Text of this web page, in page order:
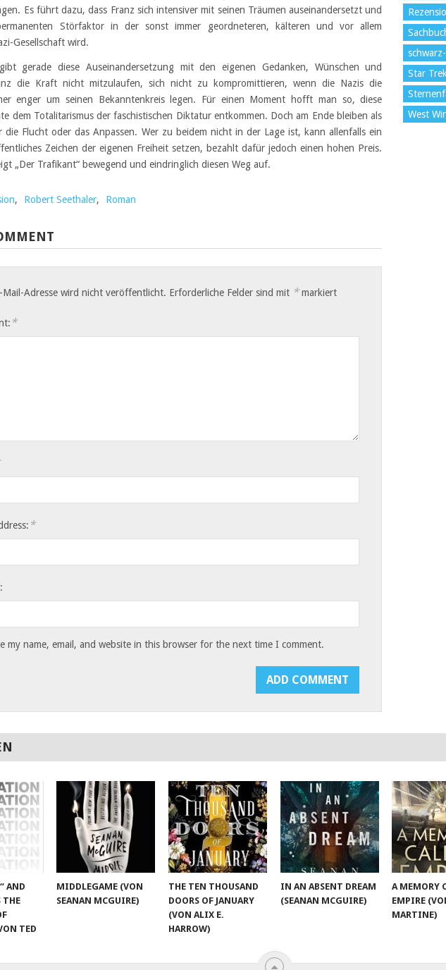
Es führt dazu, dass Franz sich intensiver mit seinen Träumen auseinandersetzt und
Störfaktor in der sonst immer geordneteren, kälteren und vor allem
Gesellschaft wird.
gerade diese Auseinandersetzung mit den eigenen Gedanken, Wünschen und
die Kraft nicht mitzulaufen, sich nicht zu kompromittieren, wenn die Nazis die
enger um seinen Bekanntenkreis legen. Für einen Moment hofft man so, diese
dem Totalitarismus der faschistischen Diktatur entkommen. Doch am Ende bleiben als
die Flucht oder das Anpassen. Wer zu beidem nicht in der Lage ist, kann allenfalls ein
Zeichen der eigenen Freiheit setzen, bezahlt dafür jedoch einen hohen Preis.
„Der Trafikant“ bewegend und eindringlich diesen Weg auf.
, Robert Seethaler, Roman
Mail-Adresse wird nicht veröffentlicht. Erforderliche Felder sind mit *markiert
*
*
my name, email, and website in this browser for the next time I comment.
Star
West
AND
THE
TED
MIDDLEGAME (VON
SEANAN MCGUIRE)
THE TEN THOUSAND
DOORS OF JANUARY
(VON ALIX E.
HARROW)
IN AN ABSENT DREAM
(SEANAN MCGUIRE)
A MEMORY
EMPIRE
MARTINE)